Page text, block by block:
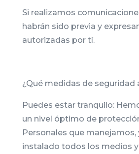
Si realizamos
habrán sido previa y
autorizadas por tí.
¿Qué medidas de seguridad
Puedes estar tranquilo:
un nivel óptimo de
Personales que manejamos,
instalado todos los medios